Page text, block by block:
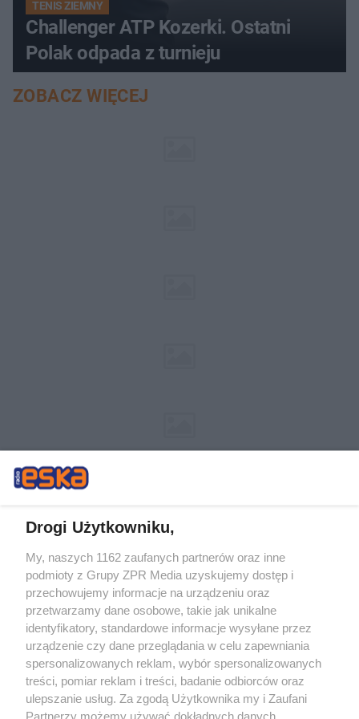
TENIS ZIEMNY
Challenger ATP Kozerki. Ostatni
Polak odpada z turnieju
ZOBACZ WIĘCEJ
Żaden utwór zamieszczony w serwisie nie może być powielany i
rozpowszechniany lub dalej rozpowszechniany w jakikolwiek sposób (w
tym także elektroniczny lub mechaniczny) na jakimkolwiek polu
eksploatacji w jakiejkolwiek formie, włącznie z umieszczaniem w Internecie
bez pisemnej zgody właściciela praw. Jakiekolwiek użycie lub
wykorzystanie utworów w całości lub w części z naruszeniem prawa, tzn.
bez właściwej zgody, jest zabronione pod groźbą kary i może być ścigane
prawnie.
Drogi Użytkowniku,
My, naszych 1162 zaufanych partnerów oraz inne
podmioty z Grupy ZPR Media uzyskujemy dostęp i
przechowujemy informacje na urządzeniu oraz
przetwarzamy dane osobowe, takie jak unikalne
identyfikatory, standardowe informacje wysyłane przez
urządzenie czy dane przeglądania w celu zapewniania
spersonalizowanych reklam, wybór spersonalizowanych
treści, pomiar reklam i treści, badanie odbiorców oraz
ulepszanie usług. Za zgodą Użytkownika my i Zaufani
Partnerzy możemy używać dokładnych danych